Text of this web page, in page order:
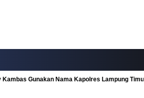
Kambas Gunakan Nama Kapolres Lampung Timur